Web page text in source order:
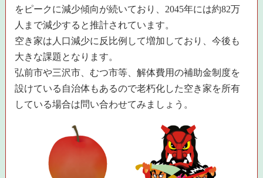
をピークに減少傾向が続いており、2045年には約82万
人まで減少すると推計されています。
空き家は人口減少に反比例して増加しており、今後も
大きな課題となります。
弘前市や三沢市、むつ市等、解体費用の補助金制度を
設けている自治体もあるので老朽化した空き家を所有
している場合は問い合わせてみましょう。